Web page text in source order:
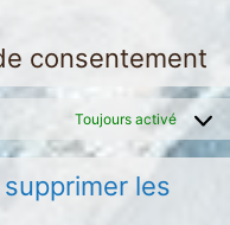
consentement
Toujours activé
les